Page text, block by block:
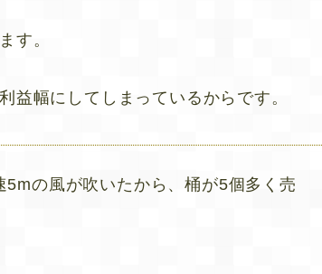
す。
益幅にしてしまっているからです。
5mの風が吹いたから、桶が5個多く売